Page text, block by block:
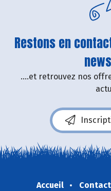
Restons en
....et retrouvez nos
Accueil Contact